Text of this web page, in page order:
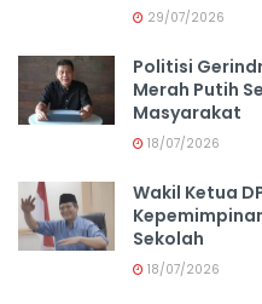
29/07/2026
Politisi
Merah Putih
Masyarakat
18/07/2026
Wakil Ketua
Sekolah
18/07/2026